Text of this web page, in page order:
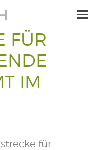
FÜR
IM
für